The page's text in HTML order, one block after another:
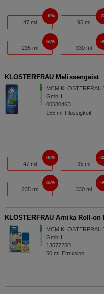
47 ml
10%
95 ml
235 ml
20%
330 ml
KLOSTERFRAU Melissengeist
MCM KLOSTERFRAU
GmbH
00580463
155 ml Flüssigkeit
47 ml
10%
95 ml
235 ml
20%
330 ml
KLOSTERFRAU Arnika Roll-
MCM KLOSTERFRAU
GmbH
13577250
50 ml Emulsion